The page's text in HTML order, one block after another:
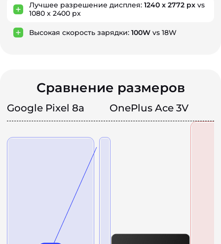
Лучшее разрешение дисплея: 1240 x 2772 px vs
1080 x 2400 px
Высокая скорость зарядки: 100W vs 18W
Сравнение размеров
Google Pixel 8a OnePlus Ace 3V